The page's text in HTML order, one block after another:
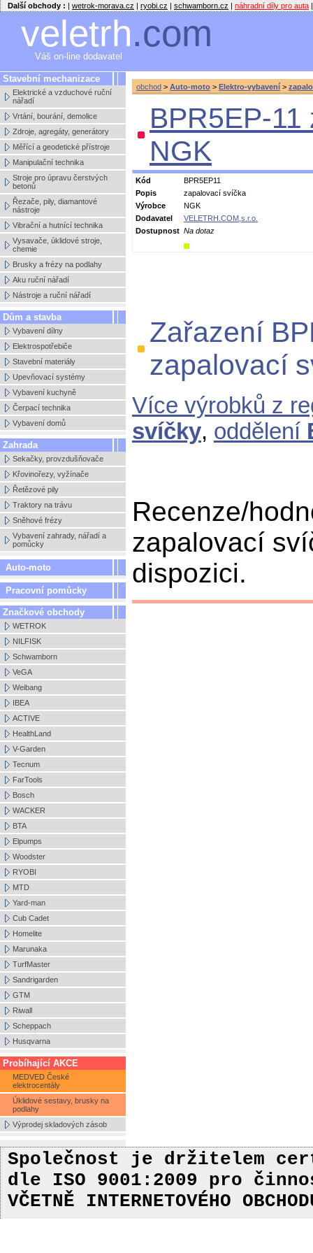
Další obchody : | wetrok-morava.cz | ryobi.cz | schwamborn.cz | náhradní díly pro auta |
veletrh.com
Váš on-line dodavatel
Stavební mechanizace
Elektrické a vzduchové ruční
nářadí
Vrtání, bourání, demolice
Zdroje, agregáty, generátory
Měřící a geodetické přístroje
Manipulační technika
Stroje pro úpravu čerstvých
betonů
Řezače, pily, diamantové
nástroje
Vibrační a hutnící technika
Vysavače, úklidové stroje,
chemie
Brusky a frézy na podlahy
Aku ruční nářadí
Nástroje a ruční nářadí
Dům a stavba
Vybavení dílny
Elektrospotřebiče
Stavební materiály
Upevňovací systémy
Vybavení kuchyně
Čerpací technika
Vybavení domů
Zahrada
Sekačky, provzdušňovače
Křovinořezy, vyžínače
Řetězové pily
Traktory na trávu
Sněhové frézy
Vybavení zahrady, nářadí a
pomůcky
Auto-moto
Pracovní pomůcky
Značkové obchody
WETROK
NILFISK
Schwamborn
VeGA
Weibang
IBEA
ACTIVE
HealthLand
V-Garden
Tecnum
FarTools
Bosch
WACKER
BTA
Elpumps
Woodster
RYOBI
MTD
Yard-man
Cub Cadet
Homelite
Marunaka
TurfMaster
Sandrigarden
GTM
Riwall
Scheppach
Husqvarna
Probíhající AKCE
MEDVED České
elektrocentály
Úklidové sestavy, brusky na
podlahy
Výprodej skladových zásob
obchod > Auto-moto > Elektro-vybavení >
BPR5EP-
NGK
Kód
BPR5EP11
Popis
zapalovací svíčka
Výrobce
NGK
Dodavatel
VELETRH.COM,s.r.o.
Dostupnost Na dotaz
Zařazení
zapalovací
Více výrobků z
svíčky, oddělení
Recenze/
zapalovací
dispozici.
Společnost je držitelem
dle ISO 9001:2009 pro
VČETNĚ INTERNETOVÉHO